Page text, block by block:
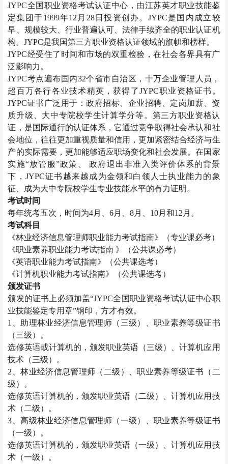
JYPC全国职业资格考试认证中心，由江苏英才职业技能鉴
定集团于1999年12月28日投资创办。JYPC是国内成立较
早、规模较大、行业普遍认可、法律手续齐全的职业认证机
构。JYPC是我国第三方职业资格认证领域的旗帜和榜样。
JYPC经受住了时间和市场的双重检验，在社会各界具有广
泛影响力。
JYPC考点遍布国内32个省市自治区，十万企业管理人员，
超百万各行各业技术精英，获得了JYPC职业资格证书。
JYPC证书广泛用于：政府招标、企业招聘、定岗加薪、资
质升级、大中专院校学生计算学分等。第三方职业资格认
证，是国际通行的认证体系，它通过竞争取得社会承认和社
会地位，往往更加重视质量和信用，更加紧密结合经济与生
产的实际需要，更加能够适应职场变化和社会发展。在国家
实施“放管服”政策、 政府退出非准入类评价体系的背景
下，JYPC证书越来越成为金领和白领人士执业能力的象
征、成为大中专院校学生专业技能水平的有力证明。
考试时间
每年统考五次，时间为4月、6月、8月、10月和12月。
考试科目
《林业经济信息管理师职业能力考试指南》（专业课必考）
《职业素养职业能力考试指南 》（公共课必考）
《英语职业能力考试指南》（公共课选考）
《计算机职业能力考试指南》（公共课选考）
颁发证书
颁发的证书上必须加盖“JYPC全国职业资格考试认证中心职
业技能鉴定专用章”钢印，方才有效。
1、助理林业经济信息管理师 （三级）、职业素养等级证书
（三级）。
选修英语或计算机的，颁发职业英语（三级）、计算机应用
技术（三级）。
2、林业经济信息管理师 （二级）、职业素养等级证书（二
级）。
选修英语计算机的，颁发职业英语（二级）、计算机应用技
术（二级）。
3、高级林业经济信息管理师 （一级）、职业素养等级证书
（一级）。
选修英语计算机的，颁发职业英语（一级）、计算机应用技
术（一级）。